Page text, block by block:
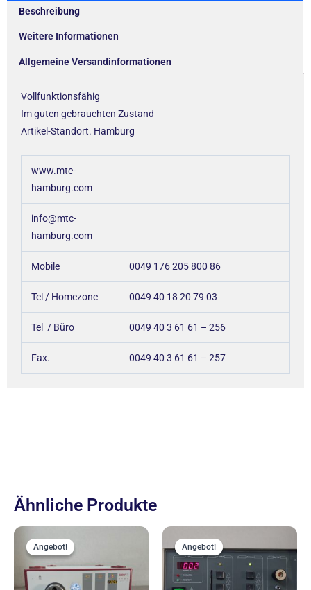
Beschreibung
Weitere Informationen
Allgemeine Versandinformationen
Vollfunktionsfähig
Im guten gebrauchten Zustand
Artikel-Standort. Hamburg
www.mtc-
hamburg.com
info@mtc-
hamburg.com
Mobile 0049 176 205 800 86
Tel / Homezone 0049 40 18 20 79 03
Tel / Büro 0049 40 3 61 61 – 256
Fax. 0049 40 3 61 61 – 257
Ähnliche Produkte
Angebot!
Angebot!
Ursprünglicher
war:
1.190,00 €
Aktueller
ist:
699,00 €.
Angebot!
Angebot!
Preis
war:
499,00 €
Preis